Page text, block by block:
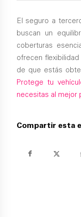
El seguro a
buscan un
coberturas
ofrecen
de que estás
Protege tu
necesitas al mejor
Compartir esta